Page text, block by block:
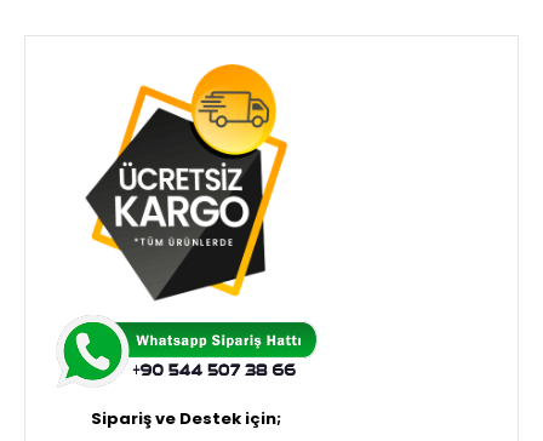
Sipariş ve Destek için;